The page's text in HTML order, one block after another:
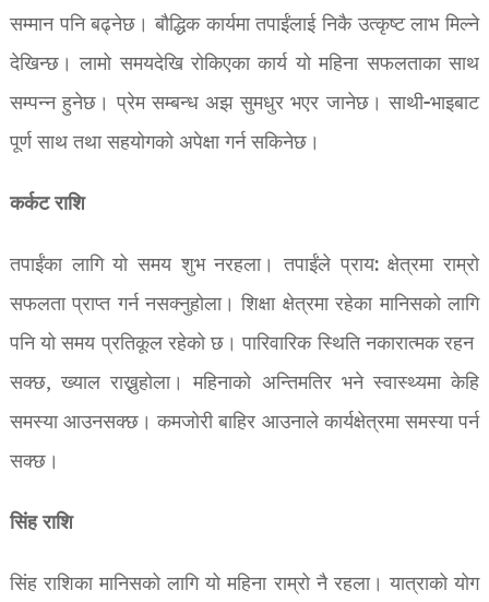
सम्मान पनि बढ्नेछ। बौद्धिक कार्यमा तपाईंलाई निकै उत्कृष्ट लाभ मिल्ने
देखिन्छ। लामो समयदेखि रोकिएका कार्य यो महिना सफलताका साथ
सम्पन्न हुनेछ। प्रेम सम्बन्ध अझ सुमधुर भएर जानेछ। साथी-भाइबाट
पूर्ण साथ तथा सहयोगको अपेक्षा गर्न सकिनेछ।
कर्कट राशि
तपाईंका लागि यो समय शुभ नरहला। तपाईंले प्राय: क्षेत्रमा राम्रो
सफलता प्राप्त गर्न नसक्नुहोला। शिक्षा क्षेत्रमा रहेका मानिसको लागि
पनि यो समय प्रतिकूल रहेको छ। पारिवारिक स्थिति नकारात्मक रहन
सक्छ, ख्याल राख्नुहोला। महिनाको अन्तिमतिर भने स्वास्थ्यमा केहि
समस्या आउनसक्छ। कमजोरी बाहिर आउनाले कार्यक्षेत्रमा समस्या पर्न
सक्छ।
सिंह राशि
सिंह राशिका मानिसको लागि यो महिना राम्रो नै रहला। यात्राको योग